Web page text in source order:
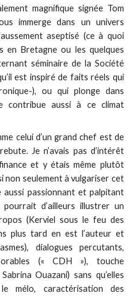
magnifique signée Tom
immerge dans un univers
aseptisé (ce à quoi
en Bretagne ou les quelques
séminaire de la Société
est inspiré de faits réels qui
), ou qui plonge dans
contribue aussi à ce climat
celui d’un grand chef est de
Je n’avais pas d’intérêt
et y étais même plutôt
seulement à vulgariser cet
aussi passionnant et palpitant
d’ailleurs illustrer un
(Kerviel sous le feu des
plus tard en est l’auteur et
dialogues percutants,
(« CDH »), touche
Ouazani) sans qu’elles
mélo, caractérisation des